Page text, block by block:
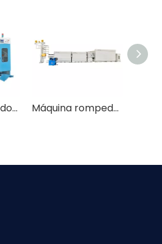
Máquina trefiladora de alambre fino de alto rendimiento Máquina rompedora de varillas fácil de usar